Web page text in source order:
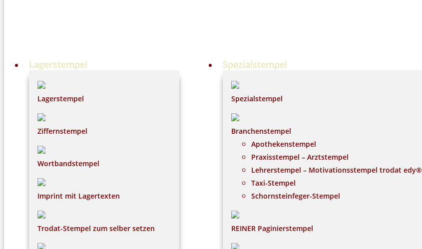
Lagerstempel
Lagerstempel
Ziffernstempel
Wortbandstempel
Imprint mit Lagertexten
Trodat-Stempel zum selber setzen
Spezialstempel
Spezialstempel
Branchenstempel
Apothekenstempel
Praxisstempel – Arztstempel
Lehrerstempel – Motivationsstempel trodat edy®
Taxi-Stempel
Schornsteinfeger-Stempel
REINER Paginierstempel